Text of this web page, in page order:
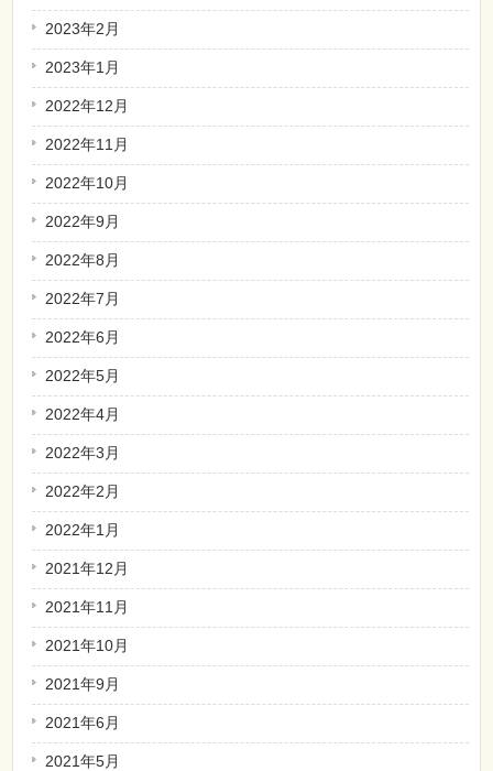
2023年2月
2023年1月
2022年12月
2022年11月
2022年10月
2022年9月
2022年8月
2022年7月
2022年6月
2022年5月
2022年4月
2022年3月
2022年2月
2022年1月
2021年12月
2021年11月
2021年10月
2021年9月
2021年6月
2021年5月